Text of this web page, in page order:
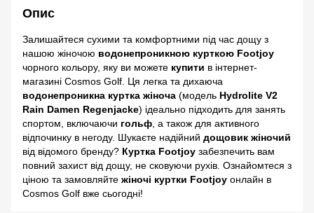
Опис
Залишайтеся сухими та комфортними під час дощу з
нашою жіночою водонепроникною курткою Footjoy
чорного кольору, яку ви можете купити в інтернет-
магазині Cosmos Golf. Ця легка та дихаюча
водонепроникна куртка жіноча (модель Hydrolite V2
Rain Damen Regenjacke) ідеально підходить для занять
спортом, включаючи гольф , а також для активного
відпочинку в негоду. Шукаєте надійний дощовик жіночий
від відомого бренду? Куртка Footjoy забезпечить вам
повний захист від дощу, не сковуючи рухів. Ознайомтеся з
ціною та замовляйте жіночі куртки Footjoy онлайн в
Cosmos Golf вже сьогодні!